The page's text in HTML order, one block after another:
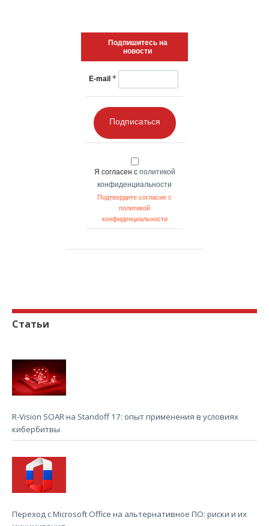
Подпишитесь на
новости
E-mail *
Подписаться
Я согласен с политикой
конфиденциальности
Подтвердите согласие с
политикой
конфиденциальности
Статьи
R-Vision SOAR на Standoff 17: опыт применения в условиях
кибербитвы
Переход с Microsoft Office на альтернативное ПО: риски и их